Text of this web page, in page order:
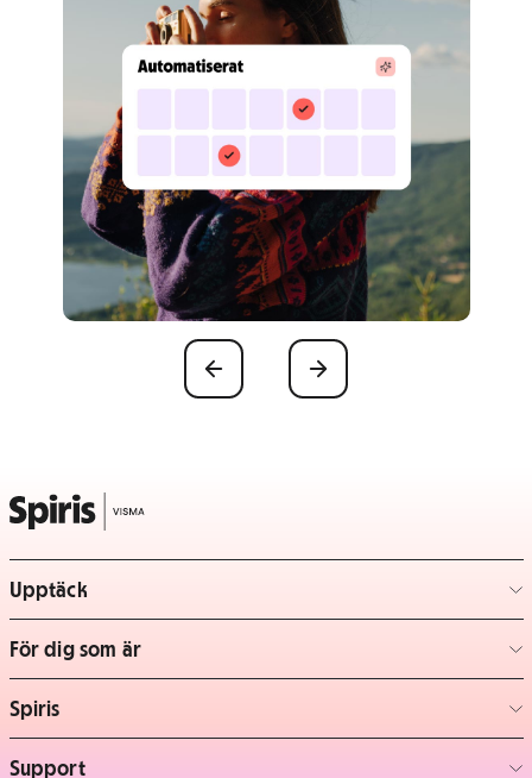
Föregående Nästa
Upptäck
– klicka för att expandera lista
För dig som är
– klicka för att expandera lista
Spiris
– klicka för att expandera lista
Support